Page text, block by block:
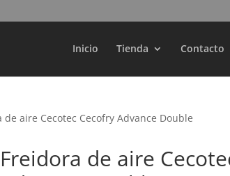
Inicio Tienda Contacto
Búsqueda
productos
de aire Cecotec Cecofry Advance Double
Freidora de aire